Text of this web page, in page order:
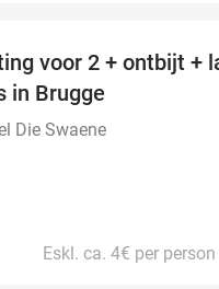
voor 2 + ontbijt +
in Brugge
Die Swaene
Eskl. ca. 4€ per